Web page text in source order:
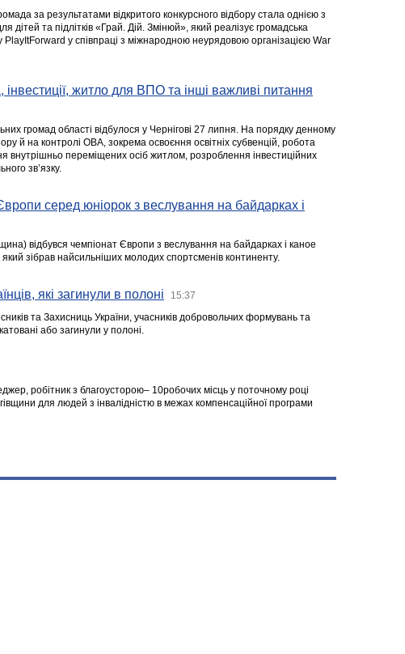
за результатами відкритого конкурсного відбору стала однією з
дітей та підлітків «Грай. Дій. Змінюй», який реалізує громадська
PlayItForward у співпраці з міжнародною неурядовою організацією War
інвестиції, житло для ВПО та інші важливі питання
громад області відбулося у Чернігові 27 липня. На порядку денному
й на контролі ОВА, зокрема освоєння освітніх субвенцій, робота
внутрішньо переміщених осіб житлом, розроблення інвестиційних
зв’язку.
серед юніорок з веслування на байдарках і
відбувся чемпіонат Європи з веслування на байдарках і каное
зібрав найсильніших молодих спортсменів континенту.
які загинули в полоні 15:37
та Захисниць України, учасників добровольчих формувань та
або загинули у полоні.
робітник з благоусторою– 10робочих місць у поточному році
для людей з інвалідністю в межах компенсаційної програми